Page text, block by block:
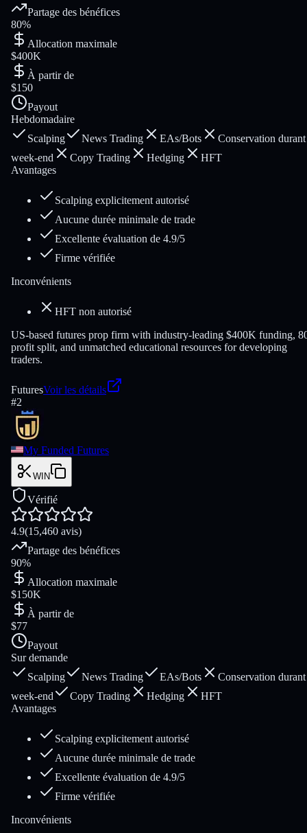
Partage des bénéfices
80%
Allocation maximale
$400K
À partir de
$150
Payout
Hebdomadaire
Scalping
News Trading EAs/Bots
Conservation
week-end
Copy Trading Hedging
HFT
Avantages
Scalping explicitement autorisé
Aucune durée minimale de trade
Excellente évaluation de 4.9/5
Firme vérifiée
Inconvénients
HFT non autorisé
US-based futures prop firm with industry-leading $400K funding,
profit split, and unmatched educational resources for developing
traders.
FuturesVoir les détails
#2
My Funded Futures
WIN
Vérifié
4.9(15,460 avis)
Partage des bénéfices
90%
Allocation maximale
$150K
À partir de
$77
Payout
Sur demande
Scalping
News Trading EAs/Bots
Conservation
week-end
Copy Trading Hedging
HFT
Avantages
Scalping explicitement autorisé
Aucune durée minimale de trade
Excellente évaluation de 4.9/5
Firme vérifiée
Inconvénients